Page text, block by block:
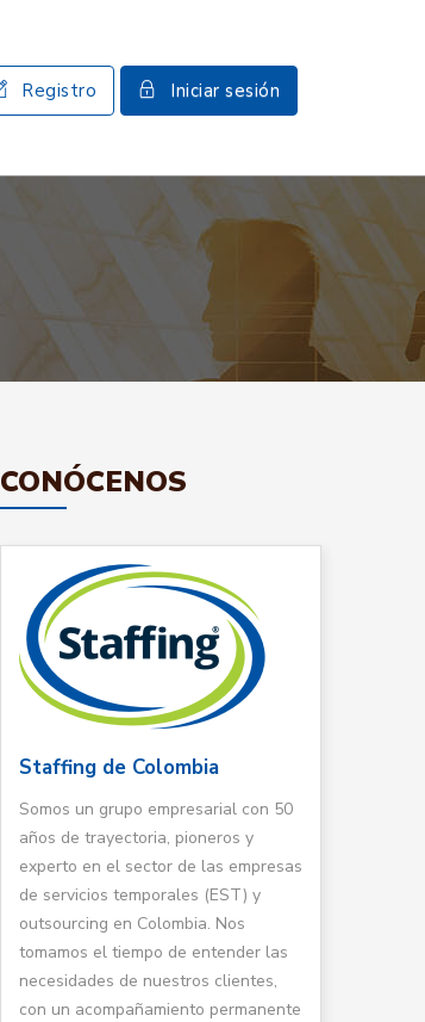
Registro Iniciar sesión
CONÓCENOS
Staffing de Colombia
Somos un grupo empresarial con 50
años de trayectoria, pioneros y
experto en el sector de las empresas
de servicios temporales (EST) y
outsourcing en Colombia. Nos
tomamos el tiempo de entender las
necesidades de nuestros clientes,
con un acompañamiento permanente